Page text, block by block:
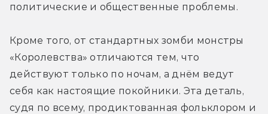
политические и общественные проблемы.
Кроме того, от стандартных зомби монстры
«Королевства» отличаются тем, что
действуют только по ночам, а днём ведут
себя как настоящие покойники. Эта деталь,
судя по всему, продиктованная фольклором и